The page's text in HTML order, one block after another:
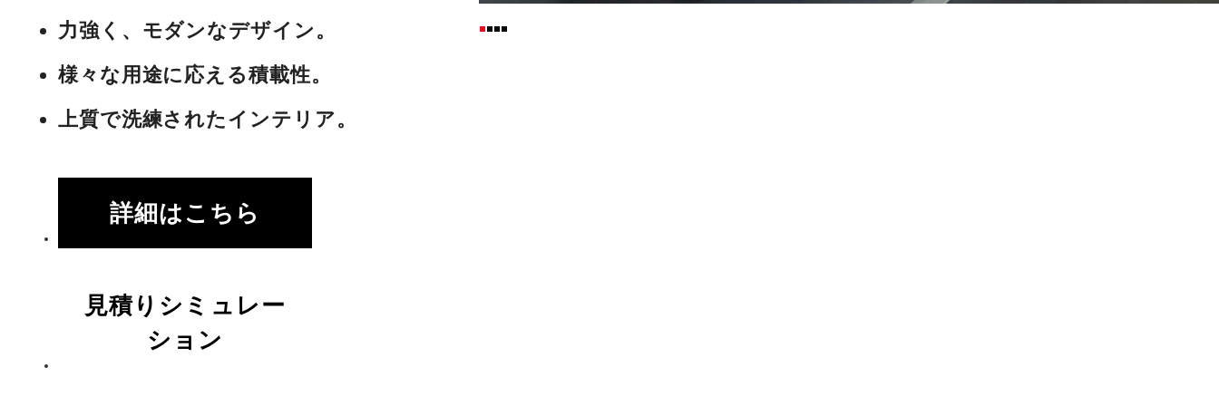
力強く、モダンなデザイン。
様々な用途に応える積載性。
上質で洗練されたインテリア。
詳細はこちら
見積りシミュレー
ション